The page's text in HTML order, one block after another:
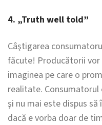
4. „Truth well told”
Câştigarea
făcute! Producătorii vor
imaginea pe care o
realitate.
şi nu mai este dispus să
dacă e vorba doar de